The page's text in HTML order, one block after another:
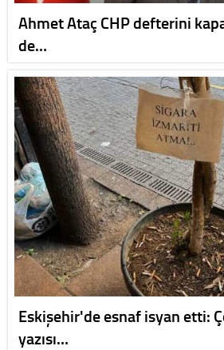
Ahmet Ataç CHP defterini
de…
Eskişehir'de esnaf isyan etti:
yazısı…